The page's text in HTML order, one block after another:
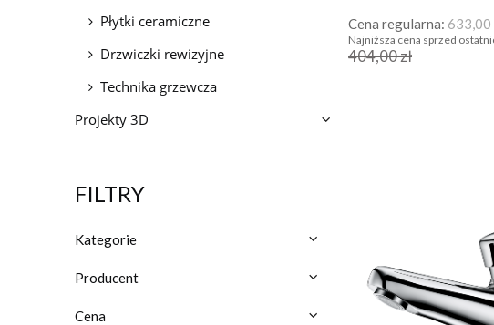
Płytki ceramiczne
Drzwiczki rewizyjne
Technika grzewcza
Projekty 3D
FILTRY
Kategorie
Producent
Cena
Cena regularna: 633,00
Najniższa cena sprzed
404,00 zł